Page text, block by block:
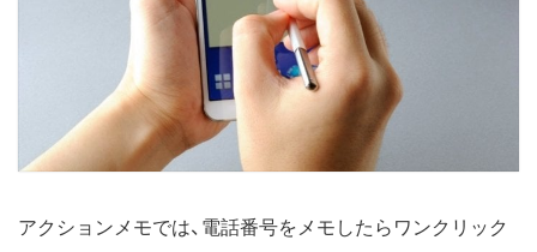
アクションメモでは、電話番号をメモしたらワンクリック